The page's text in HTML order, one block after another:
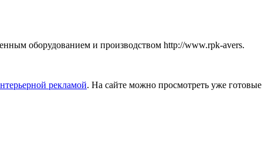
оборудованием и производством http://www.rpk-avers.
рекламой. На сайте можно просмотреть уже готовые